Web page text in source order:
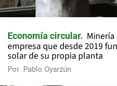
Economía circular
empresa que desde 2019
solar de su propia planta
Por Pablo Oyarzún